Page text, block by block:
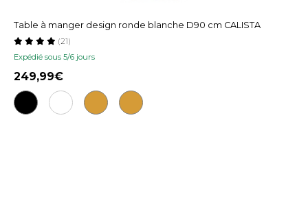
Table à manger design ronde blanche D90 cm CALISTA
Expédié sous 5/6 jours
(21)
249,99